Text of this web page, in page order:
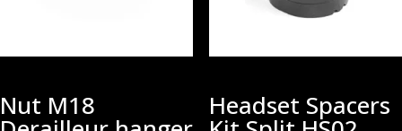
Nut M18 Headset Spacers